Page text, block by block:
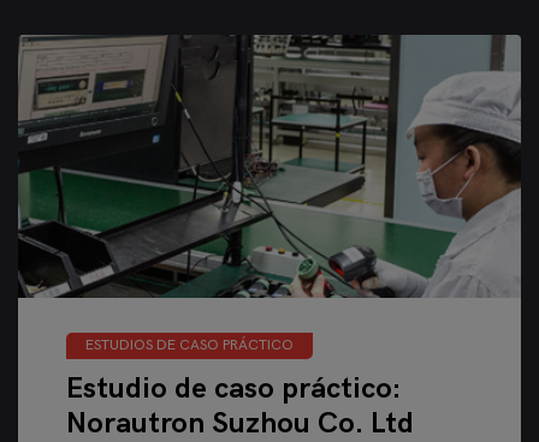
ESTUDIOS DE CASO PRÁCTICO
Estudio de caso práctico:
Norautron Suzhou Co. Ltd